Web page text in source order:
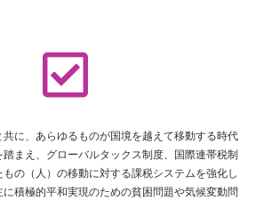
に、あらゆるものが国境を越えて移動する時代
まえ、グローバルタックス制度、国際連帯税制
の（人）の移動に対する課税システムを強化し
に積極的平和実現のための貧困問題や気候変動問